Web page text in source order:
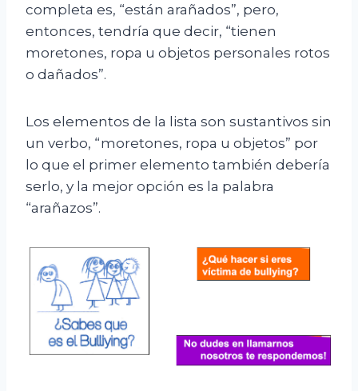
completa es, “están arañados”, pero,
entonces, tendría que decir, “tienen
moretones, ropa u objetos personales rotos
o dañados”.
Los elementos de la lista son sustantivos sin
un verbo, “moretones, ropa u objetos” por
lo que el primer elemento también debería
serlo, y la mejor opción es la palabra
“arañazos”.